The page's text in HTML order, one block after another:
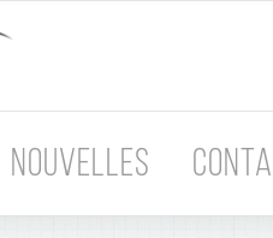
NOUVELLES